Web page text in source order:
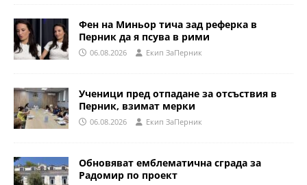
Фен на Миньор тича зад реферка в
Перник да я псува в рими
06.08.2026 Eкип ЗаПерник
Ученици пред отпадане за отсъствия в
Перник, взимат мерки
06.08.2026 Eкип ЗаПерник
Обновяват емблематична сграда за
Радомир по проект